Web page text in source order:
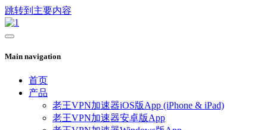
跳转到主要内容
Main navigation
首页
产品
老王VPN加速器iOS版App (iPhone & iPad)
老王VPN加速器安卓版App